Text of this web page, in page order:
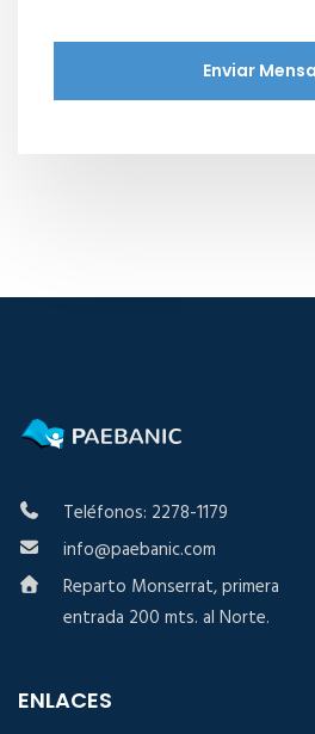
Teléfonos: 2278-1179
info@paebanic.com
Reparto Monserrat, primera
entrada 200 mts. al Norte.
ENLACES